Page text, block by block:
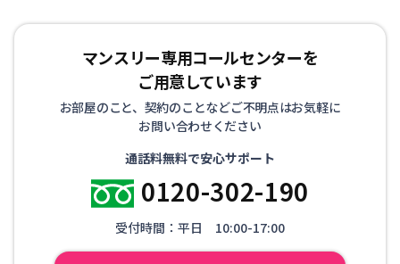
マンスリー専用コールセンターを
ご用意しています
お部屋のこと、契約のことなどご不明点はお気軽に
お問い合わせください
通話料無料で安心サポート
0120-302-190
受付時間：平日 10:00-17:00